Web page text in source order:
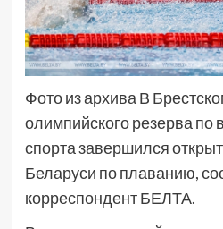
Фото из архива В
олимпийского резерва
спорта завершился
Беларуси по плаванию,
корреспондент БЕЛТА.